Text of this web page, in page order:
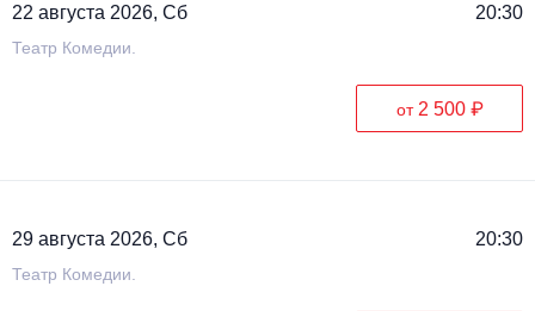
22 августа 2026, Сб 20:30
Театр Комедии.
от 2 500 ₽
29 августа 2026, Сб 20:30
Театр Комедии.